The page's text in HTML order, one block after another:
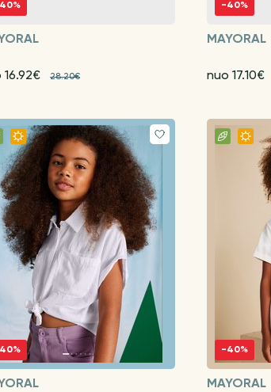
16.92€ 28.20€
-40%
MAYORAL
nuo 17.10€
-40%
MAYORAL